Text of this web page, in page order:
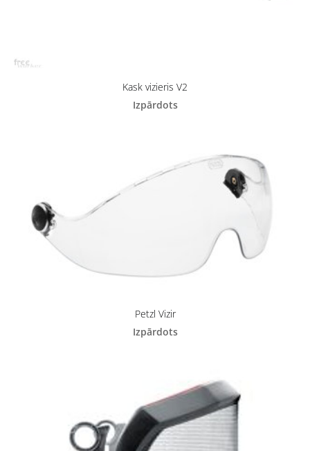
Kask vizieris V2
Izpārdots
Petzl Vizir
Izpārdots